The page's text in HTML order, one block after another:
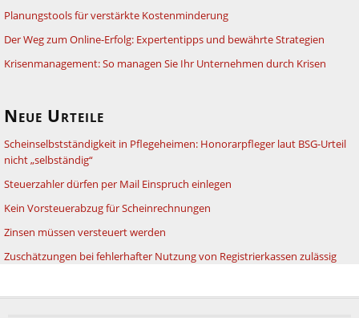
Planungstools für verstärkte Kostenminderung
Der Weg zum Online-Erfolg: Expertentipps und bewährte Strategien
Krisenmanagement: So managen Sie Ihr Unternehmen durch Krisen
Neue Urteile
Scheinselbstständigkeit in Pflegeheimen: Honorarpfleger laut BSG-Urteil
nicht „selbständig“
Steuerzahler dürfen per Mail Einspruch einlegen
Kein Vorsteuerabzug für Scheinrechnungen
Zinsen müssen versteuert werden
Zuschätzungen bei fehlerhafter Nutzung von Registrierkassen zulässig